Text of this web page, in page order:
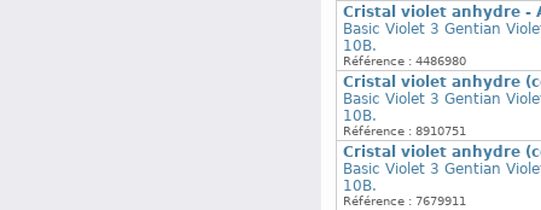
Cristal violet anhydre -
Basic Violet 3 Gentian
10B.
Référence : 4486980
Cristal violet anhydre
Basic Violet 3 Gentian
10B.
Référence : 8910751
Cristal violet anhydre
Basic Violet 3 Gentian
10B.
Référence : 7679911